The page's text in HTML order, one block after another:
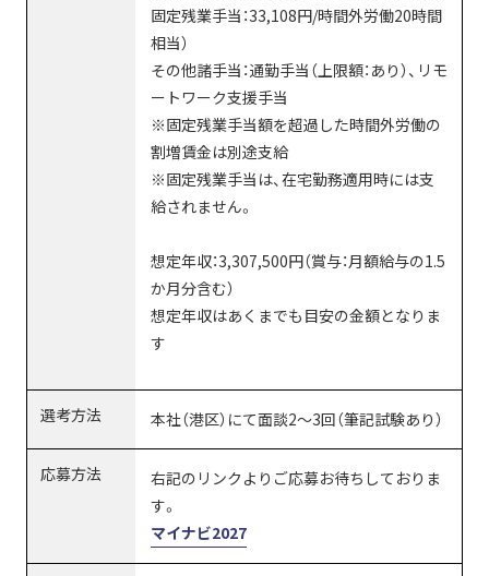
固定残業手当：33,108円/時間外労働20時間
相当）
その他諸手当：通勤手当（上限額：あり）、リモ
ートワーク支援手当
※固定残業手当額を超過した時間外労働の
割増賃金は別途支給
※固定残業手当は、在宅勤務適用時には支
給されません。
想定年収：3,307,500円（賞与：月額給与の1.5
か月分含む）
想定年収はあくまでも目安の金額となりま
す
選考方法 本社（港区）にて面談2～3回（筆記試験あり）
応募方法
右記のリンクよりご応募お待ちしておりま
す。
マイナビ2027